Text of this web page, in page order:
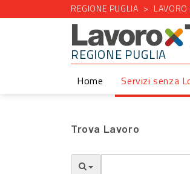
REGIONE PUGLIA
REGIONE PUGLIA
Home Servizi senza
Trova Lavoro